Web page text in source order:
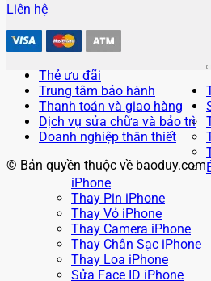
Liên hệ
Thẻ ưu đãi
Trung tâm bảo hành
Thanh toán và giao hàng
Dịch vụ sửa chữa và bảo trì
Doanh nghiệp thân thiết
© Bản quyền thuộc về baoduy.com
iPhone
Thay Pin iPhone
Thay Vỏ iPhone
Thay Camera iPhone
Thay Chân Sạc iPhone
Thay Loa iPhone
Sửa Face ID iPhone